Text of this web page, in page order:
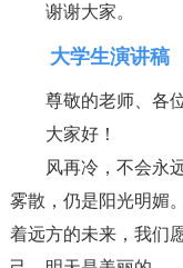
谢谢大家。
大学生演讲稿
尊敬的老师、各
大家好！
风再冷，不会永
雾散，仍是阳光明媚
着远方的未来，我们